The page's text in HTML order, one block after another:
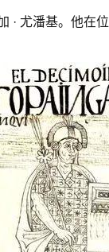
· 尤潘基。他在